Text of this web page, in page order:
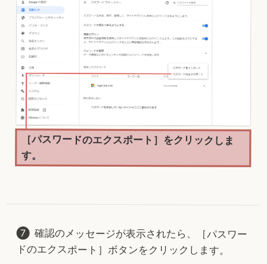
［パスワードのエクスポート］をクリックしま
す。
確認のメッセージが表示されたら、［パスワー
ドのエクスポート］ボタンをクリックします。